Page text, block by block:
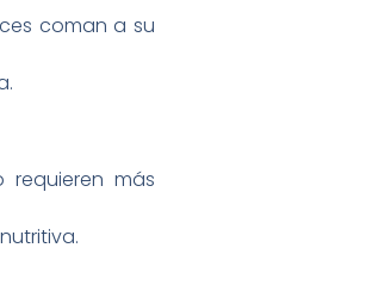
coman a su
más